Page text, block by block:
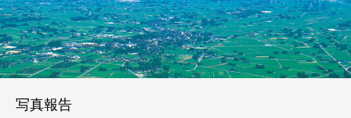
写真報告
活動報告